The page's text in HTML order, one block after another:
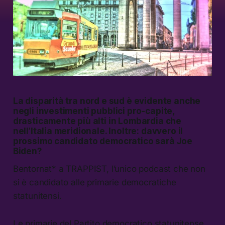
La disparità tra nord e sud è evidente anche
negli investimenti pubblici pro-capite,
drasticamente più alti in Lombardia che
nell’Italia meridionale. Inoltre: davvero il
prossimo candidato democratico sarà Joe
Biden?
Bentornat* a TRAPPIST, l’unico podcast che non
si è candidato alle primarie democratiche
statunitensi.